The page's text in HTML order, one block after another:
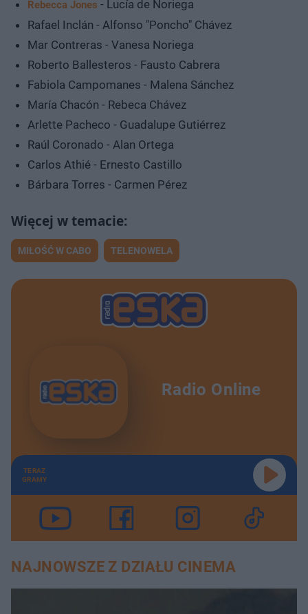
Rebecca Jones - Lucía de Noriega
Rafael Inclán - Alfonso "Poncho" Chávez
Mar Contreras - Vanesa Noriega
Roberto Ballesteros - Fausto Cabrera
Fabiola Campomanes - Malena Sánchez
María Chacón - Rebeca Chávez
Arlette Pacheco - Guadalupe Gutiérrez
Raúl Coronado - Alan Ortega
Carlos Athié - Ernesto Castillo
Bárbara Torres - Carmen Pérez
MIŁOŚĆ W CABO TELENOWELA
Radio Online
TERAZ
GRAMY
NAJNOWSZE Z DZIAŁU CINEMA